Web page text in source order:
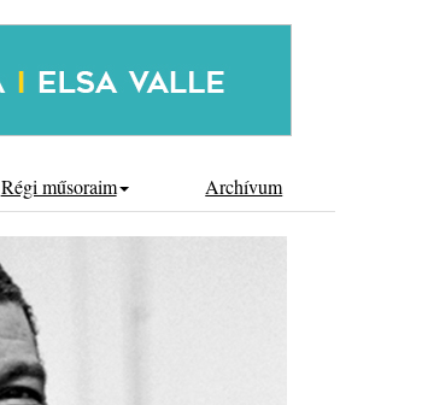
Régi műsoraim Archívum